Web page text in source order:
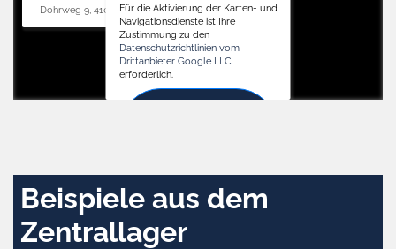
Dohrweg 9, 41066 Mönchengladbach
Für die Aktivierung der Karten- und
Navigationsdienste ist Ihre
Zustimmung zu den
Datenschutzrichtlinien vom
Drittanbieter Google LLC
erforderlich.
Beispiele aus dem
Zentrallager